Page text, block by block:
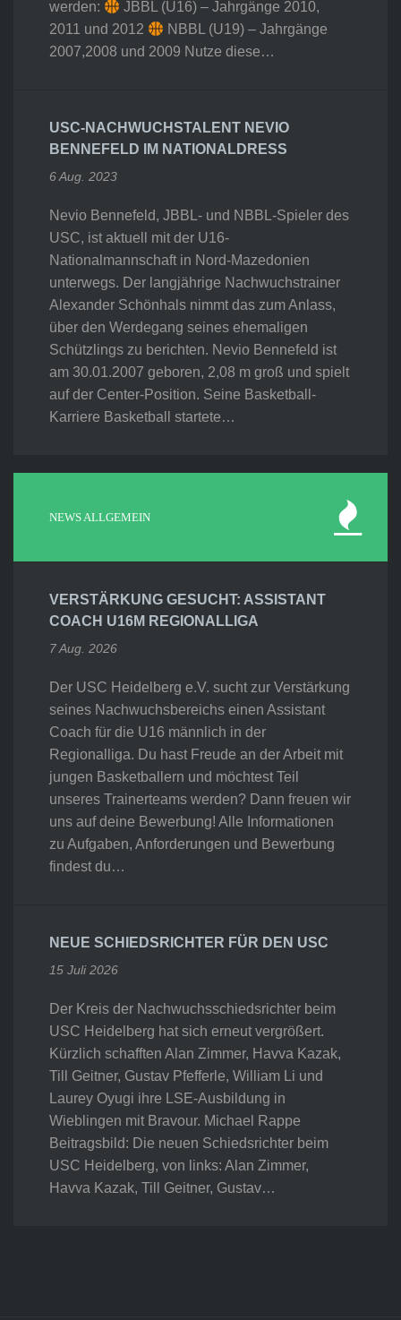
werden:
JBBL (U16) – Jahrgänge 2010,
2011 und 2012
NBBL (U19) – Jahrgänge
2007,2008 und 2009 Nutze diese…
USC-NACHWUCHSTALENT NEVIO
BENNEFELD IM NATIONALDRESS
6 Aug. 2023
Nevio Bennefeld, JBBL- und NBBL-Spieler des
USC, ist aktuell mit der U16-
Nationalmannschaft in Nord-Mazedonien
unterwegs. Der langjährige Nachwuchstrainer
Alexander Schönhals nimmt das zum Anlass,
über den Werdegang seines ehemaligen
Schützlings zu berichten. Nevio Bennefeld ist
am 30.01.2007 geboren, 2,08 m groß und spielt
auf der Center-Position. Seine Basketball-
Karriere Basketball startete…
NEWS ALLGEMEIN
VERSTÄRKUNG GESUCHT: ASSISTANT
COACH U16M REGIONALLIGA
7 Aug. 2026
Der USC Heidelberg e.V. sucht zur Verstärkung
seines Nachwuchsbereichs einen Assistant
Coach für die U16 männlich in der
Regionalliga. Du hast Freude an der Arbeit mit
jungen Basketballern und möchtest Teil
unseres Trainerteams werden? Dann freuen wir
uns auf deine Bewerbung! Alle Informationen
zu Aufgaben, Anforderungen und Bewerbung
findest du…
NEUE SCHIEDSRICHTER FÜR DEN USC
15 Juli 2026
Der Kreis der Nachwuchsschiedsrichter beim
USC Heidelberg hat sich erneut vergrößert.
Kürzlich schafften Alan Zimmer, Havva Kazak,
Till Geitner, Gustav Pfefferle, William Li und
Laurey Oyugi ihre LSE-Ausbildung in
Wieblingen mit Bravour. Michael Rappe
Beitragsbild: Die neuen Schiedsrichter beim
USC Heidelberg, von links: Alan Zimmer,
Havva Kazak, Till Geitner, Gustav…